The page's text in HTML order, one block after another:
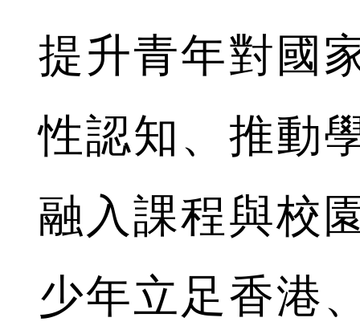
提升青年對國
性認知、推動
融入課程與校
少年立足香港